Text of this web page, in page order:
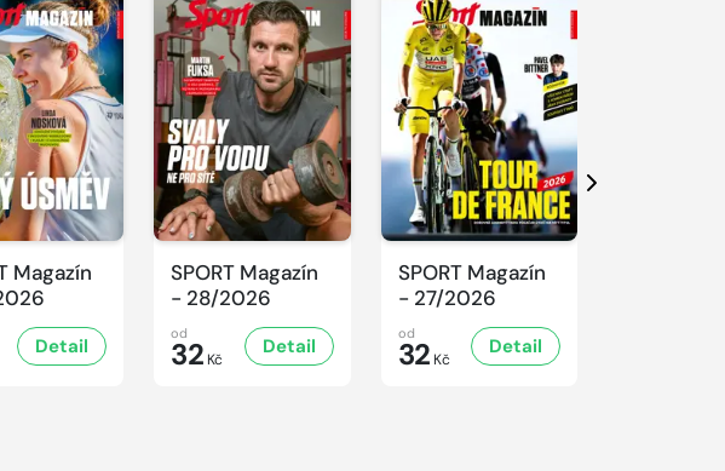
Magazín
Detail
SPORT Magazín
- 28/2026
od
32 Kč
Detail
SPORT Magazín
- 27/2026
od
32 Kč
Detail
Další